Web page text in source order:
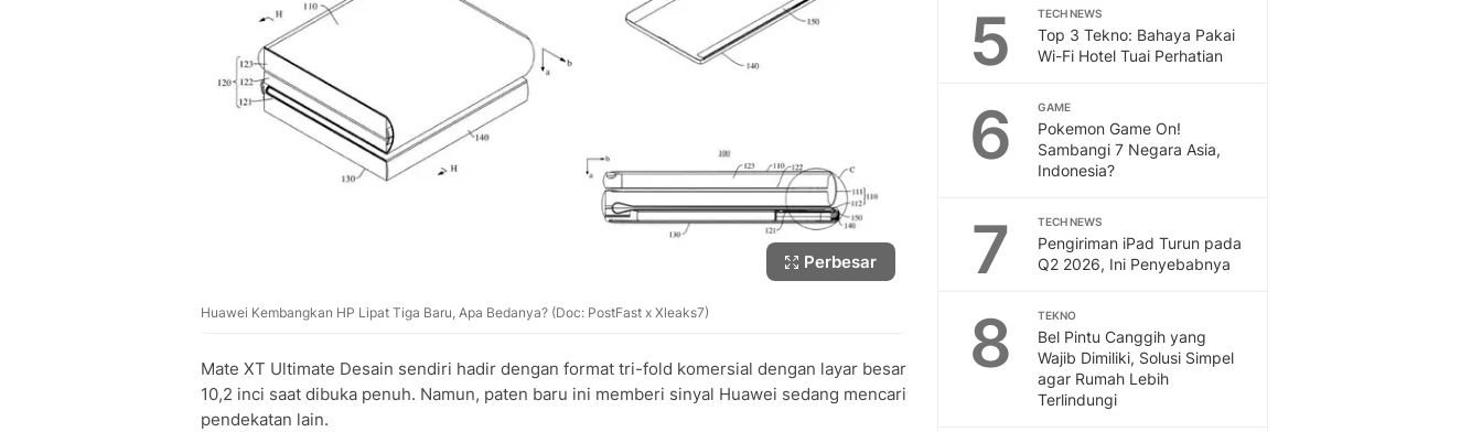
Perbesar
Huawei Kembangkan HP Lipat Tiga Baru, Apa Bedanya? (Doc: PostFast x Xleaks7)
Mate XT Ultimate Desain sendiri hadir dengan format tri-fold komersial dengan layar besar
10,2 inci saat dibuka penuh. Namun, paten baru ini memberi sinyal Huawei sedang mencari
pendekatan lain.
5 TECH NEWS
Top 3 Tekno: Bahaya Pakai
Wi-Fi Hotel Tuai Perhatian
6 GAME
Pokemon Game On!
Sambangi 7 Negara Asia,
Indonesia?
7 TECH NEWS
Pengiriman iPad Turun pada
Q2 2026, Ini Penyebabnya
8 TEKNO
Bel Pintu Canggih yang
Wajib Dimiliki, Solusi Simpel
agar Rumah Lebih
Terlindungi